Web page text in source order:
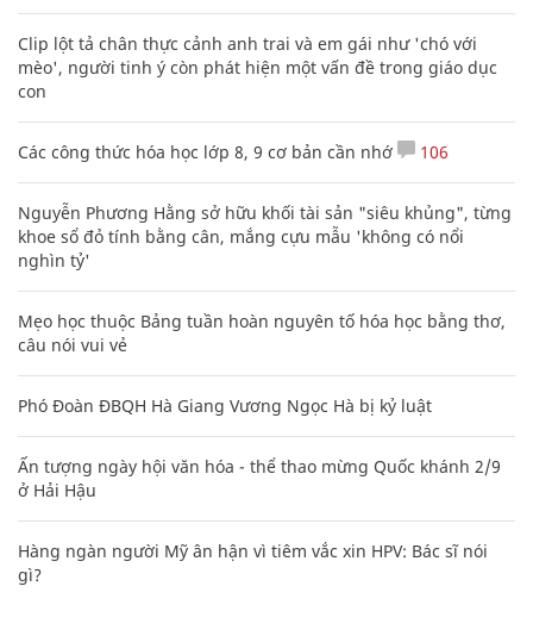
Clip lột tả chân thực cảnh anh trai và em gái như 'chó với
mèo', người tinh ý còn phát hiện một vấn đề trong giáo dục
con
Các công thức hóa học lớp 8, 9 cơ bản cần nhớ 106
Nguyễn Phương Hằng sở hữu khối tài sản "siêu khủng", từng
khoe sổ đỏ tính bằng cân, mắng cựu mẫu 'không có nổi
nghìn tỷ'
Mẹo học thuộc Bảng tuần hoàn nguyên tố hóa học bằng thơ,
câu nói vui vẻ
Phó Đoàn ĐBQH Hà Giang Vương Ngọc Hà bị kỷ luật
Ấn tượng ngày hội văn hóa - thể thao mừng Quốc khánh 2/9
ở Hải Hậu
Hàng ngàn người Mỹ ân hận vì tiêm vắc xin HPV: Bác sĩ nói
gì?